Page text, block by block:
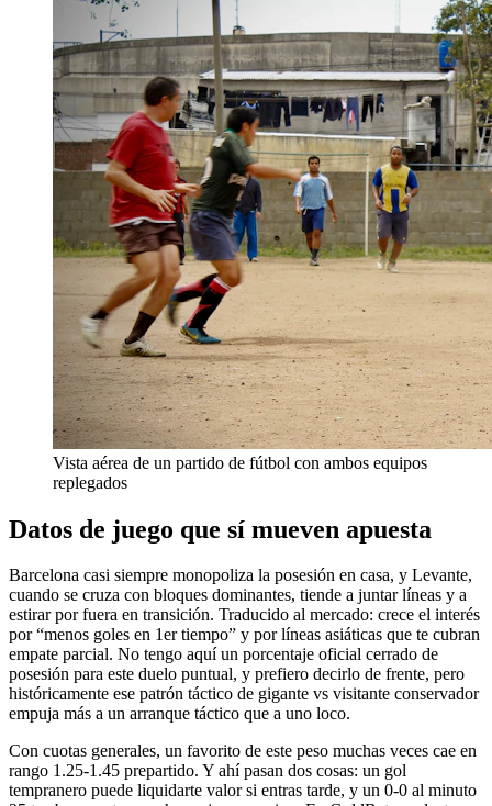
Vista aérea de un partido de fútbol con ambos equipos
replegados
Datos de juego que sí mueven apuesta
Barcelona casi siempre monopoliza la posesión en casa, y Levante,
cuando se cruza con bloques dominantes, tiende a juntar líneas y a
estirar por fuera en transición. Traducido al mercado: crece el interés
por “menos goles en 1er tiempo” y por líneas asiáticas que te cubran
empate parcial. No tengo aquí un porcentaje oficial cerrado de
posesión para este duelo puntual, y prefiero decirlo de frente, pero
históricamente ese patrón táctico de gigante vs visitante conservador
empuja más a un arranque táctico que a uno loco.
Con cuotas generales, un favorito de este peso muchas veces cae en
rango 1.25-1.45 prepartido. Y ahí pasan dos cosas: un gol
tempranero puede liquidarte valor si entras tarde, y un 0-0 al minuto